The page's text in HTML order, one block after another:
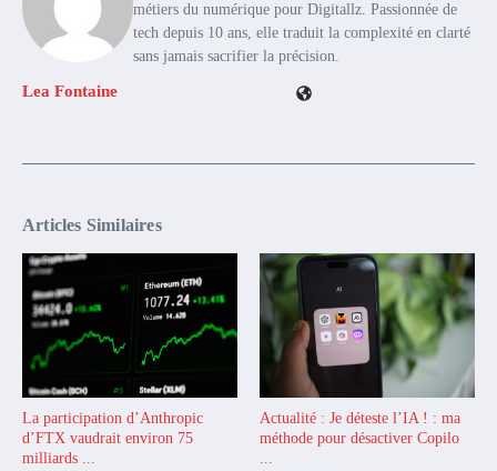
Lea Fontaine
métiers du numérique pour Digitallz. Passionnée de
tech depuis 10 ans, elle traduit la complexité en clarté
sans jamais sacrifier la précision.
Articles Similaires
La participation d’Anthropic
d’FTX vaudrait environ 75
milliards ...
Actualité : Je déteste l’IA ! : ma
méthode pour désactiver Copilo